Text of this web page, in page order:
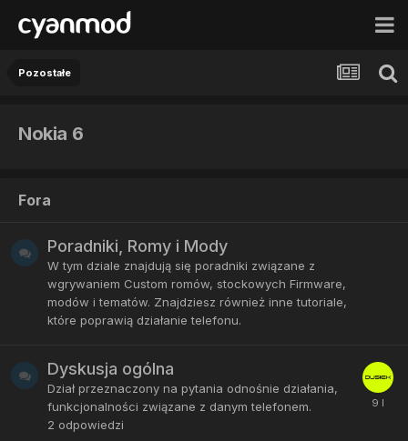
Pozostałe
Nokia 6
Fora
Poradniki, Romy i Mody
W tym dziale znajdują się poradniki związane z
wgrywaniem Custom romów, stockowych Firmware,
modów i tematów. Znajdziesz również inne tutoriale,
które poprawią działanie telefonu.
Dyskusja ogólna
Dział przeznaczony na pytania odnośnie działania,
funkcjonalności związane z danym telefonem.
2 odpowiedzi